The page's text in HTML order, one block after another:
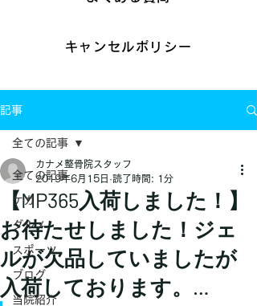
キャンセルポリシー
記事
全ての記事
ケガ
グルメ
スポーツ
ブログ
当院紹介
全ての記事
【MP365入荷しました！】
お待たせしました！ジェ
ルが欠品していましたが
入荷しております。…
カナメ整骨院スタッフ
2019年6月15日 読了時間: 1分